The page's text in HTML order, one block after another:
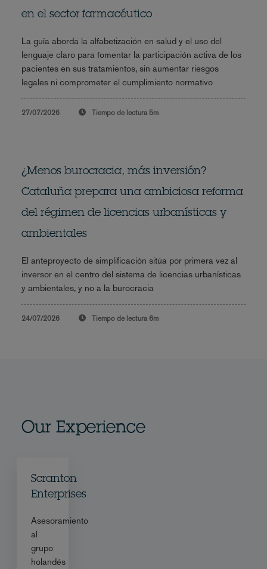
en el sector farmacéutico
La guía aborda la alfabetización en salud y el uso del
lenguaje claro para fomentar la participación activa de los
pacientes en sus tratamientos, sin aumentar riesgos
legales ni comprometer el cumplimiento normativo
27/07/2026 Tiempo de lectura 5m
¿Menos burocracia, más inversión?
Cataluña prepara una ambiciosa reforma
del régimen de licencias urbanísticas y
ambientales
El anteproyecto de simplificación sitúa por primera vez al
inversor en el centro del sistema de licencias urbanísticas
y ambientales, y no a la burocracia
24/07/2026 Tiempo de lectura 6m
Our Experience
Scranton
Enterprises
Asesoramiento
al
grupo
holandés